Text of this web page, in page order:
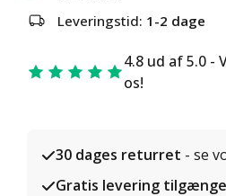
Leveringstid: 1-2 dage
4.8 ud af 5.0 -
os!
30 dages returret - se
Gratis levering